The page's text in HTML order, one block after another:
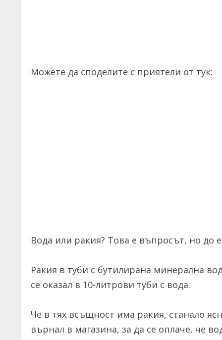
Можете да споделите с приятели от тук:
Вода или ракия? Това е въпросът, но до
Ракия в туби с бутилирана минерална
се оказал в 10-литрови туби с вода.
Че в тях всъщност има ракия, станало
върнал в магазина, за да се оплаче, че